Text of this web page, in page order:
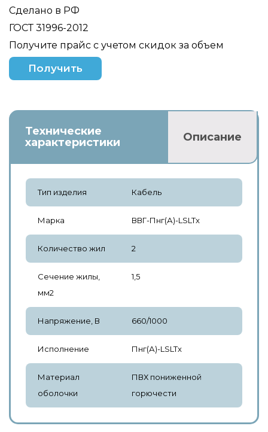
Сделано в РФ
ГОСТ 31996-2012
Получите прайс с учетом скидок за объем
Получить
Технические
характеристики
Описание
Тип изделия Кабель
Марка ВВГ-Пнг(А)-LSLTx
Количество жил 2
Сечение жилы,
мм2
1,5
Напряжение, В 660/1000
Исполнение Пнг(А)-LSLTx
Материал
оболочки
ПВХ пониженной
горючести